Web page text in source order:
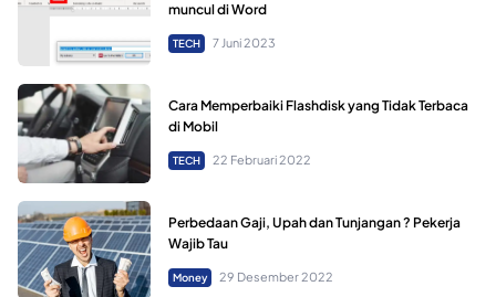
muncul di Word
TECH 7 Juni 2023
Cara Memperbaiki Flashdisk yang Tidak Terbaca
di Mobil
TECH 22 Februari 2022
Perbedaan Gaji, Upah dan Tunjangan ? Pekerja
Wajib Tau
Money 29 Desember 2022